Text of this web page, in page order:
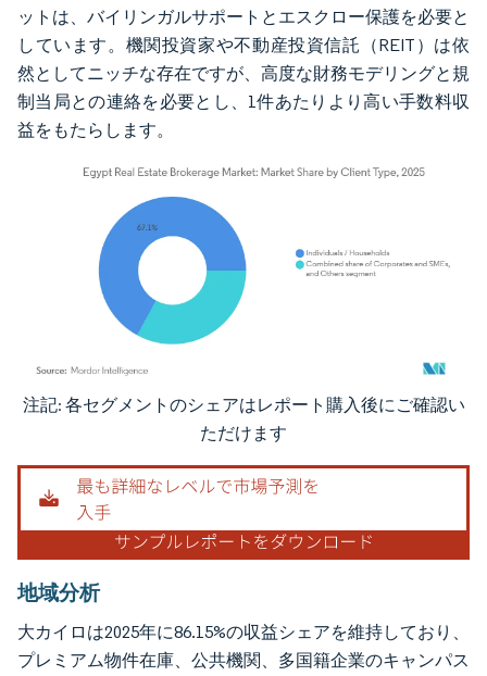
ットは、バイリンガルサポートとエスクロー保護を必要と
しています。機関投資家や不動産投資信託（REIT）は依
然としてニッチな存在ですが、高度な財務モデリングと規
制当局との連絡を必要とし、1件あたりより高い手数料収
益をもたらします。
画像 © Mordor Intelligence。再利用にはCC BY 4.0の表示が必要です。
注記: 各セグメントのシェアはレポート購入後にご確認い
ただけます
地域分析
大カイロは2025年に86.15%の収益シェアを維持しており、
プレミアム物件在庫、公共機関、多国籍企業のキャンパス